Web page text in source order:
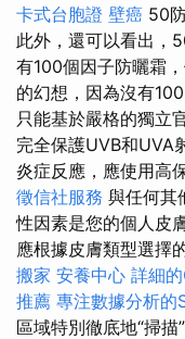
卡式台胞證 壁癌 50
此外，還可以看出，
有100個因子防曬霜
的幻想，因為沒有
只能基於嚴格的獨立
完全保護UVB和UVA
炎症反應，應使用高
徵信社服務 與任何其
性因素是您的個人皮
應根據皮膚類型選擇
搬家 安養中心 詳細
推薦 專注數據分析的
區域特別徹底地“掃描